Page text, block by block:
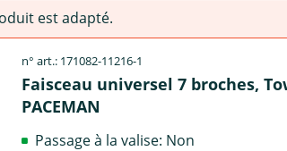
est adapté.
n° art.: 171082-11216-1
Faisceau universel 7 broches,
PACEMAN
Passage à la valise: Non